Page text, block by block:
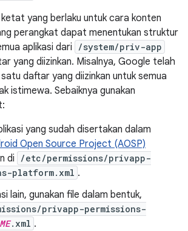
yang berlaku untuk cara konten
perangkat dapat menentukan struktur
aplikasi dari
/system/priv-app
yang diizinkan. Misalnya, Google telah
daftar yang diizinkan untuk semua
istimewa. Sebaiknya gunakan
yang sudah disertakan dalam
Open Source Project (AOSP)
di
/etc/permissions/privapp-
platform.xml .
lain, gunakan file dalam bentuk,
privapp-permissions-
.xml .